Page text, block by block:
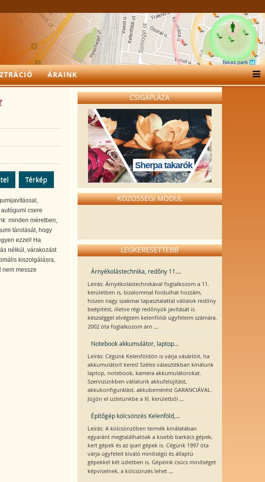
ÁRAINK
Térkép
csere
minden méretben,
tárolását, hogy
ezzel! Ha
nélkül, várakozást
kiszolgálásra,
nem messze
CSIGAPLÁZA
Sherpa takarók
KÖZÖSSÉGI MODUL
LEGKERESETTEBB
Árnyékolástechnika, redőny 11....
Leírás: Árnyékolástechnikával foglalkozom a 11.
kerületben is, bizalommal fordulhat hozzám,
hiszen nagy szakmai tapasztalattal vállalok redőny
beépítést, illetve régi redőnyök javítását is
készséggel elvégzem kelenföldi ügyfeleim számára.
2002 óta foglalkozom árn ...
Notebook akkumulátor, laptop...
Leírás: Cégünk Kelenföldön is várja vásárlóit, ha
akkumulátort keres! Széles választékban kínálunk
laptop, notebook, kamera akkumulátorokat.
Szervizünkben vállalunk akkufelújítást,
akkukonfigurálást, akkubemérést GARANCIÁVAL.
Jöjjön el üzletünkbe a XI. kerületből ...
Építőgép kölcsönzés Kelenföld,...
Leírás: A kölcsönzőben termék kínálatában
egyaránt megtalálhatóak a kisebb barkács gépek,
kert gépek és az ipari gépek is. Cégünk 1997 óta
várja ügyfeleit kíváló minőségű és állaptú
gépekkel két üzletben is. Gépeink csúcs minőséget
képviselnek, a kölcsönzés lehet ...